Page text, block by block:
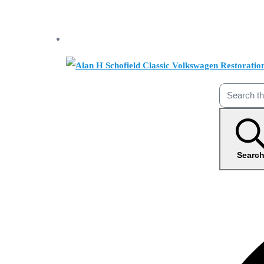
Search